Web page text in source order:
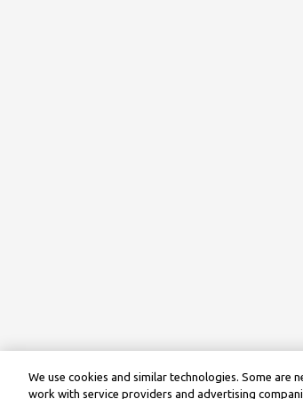
We use cookies and similar technologies. Some are
work with service providers and advertising